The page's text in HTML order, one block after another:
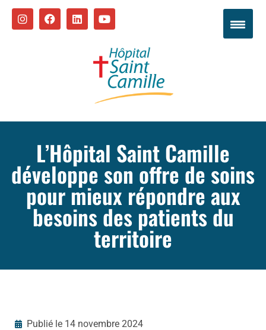
L’Hôpital Saint Camille
développe son offre de soins
pour mieux répondre aux
besoins des patients du
territoire
Publié le 14 novembre 2024